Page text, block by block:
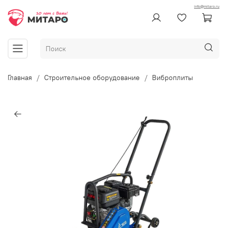
info@mitaro.ru
Главная Строительное оборудование Виброплиты